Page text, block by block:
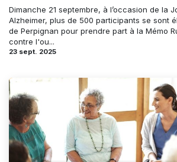
Dimanche 21 septembre, à l’occasion de la
Alzheimer, plus de 500 participants se sont
de Perpignan pour prendre part à la Mémo
contre l'ou...
23 sept. 2025